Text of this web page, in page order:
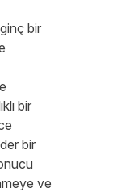
bir
bir
bir
ve